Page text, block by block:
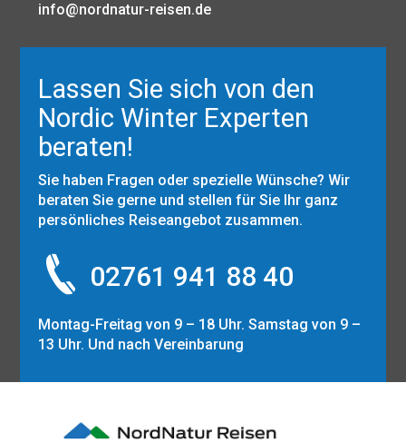
info@nordnatur-reisen.de
Lassen Sie sich von den
Nordic Winter Experten
beraten!
Sie haben Fragen oder spezielle Wünsche? Wir
beraten Sie gerne und stellen für Sie Ihr ganz
persönliches Reiseangebot zusammen.
02761 941 88 40
Montag-Freitag von 9 – 18 Uhr. Samstag von 9 –
13 Uhr. Und nach Vereinbarung